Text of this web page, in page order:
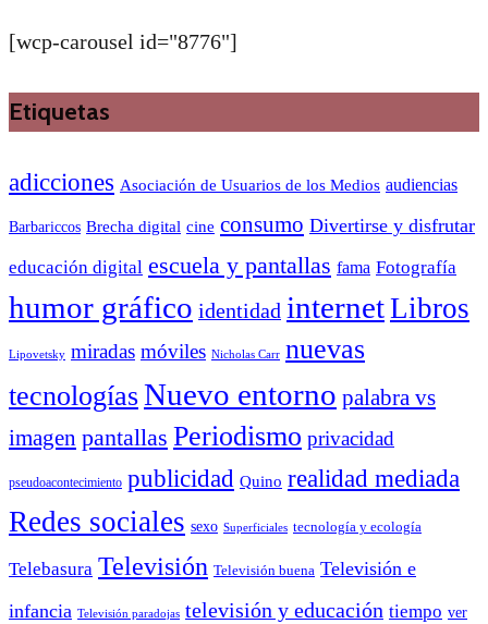
[wcp-carousel id="8776"]
Etiquetas
adicciones Asociación de Usuarios de los Medios audiencias
Barbariccos Brecha digital cine consumo Divertirse y disfrutar
educación digital escuela y pantallas fama Fotografía
humor gráfico identidad internetLibros
Lipovetsky miradas móviles Nicholas Carr nuevas
tecnologíasNuevo entorno palabra vs
imagen pantallas Periodismo privacidad
pseudoacontecimiento publicidad Quino realidad mediada
Redes sociales sexo Superficiales tecnología y ecología
Telebasura Televisión Televisión buena Televisión e
infancia Televisión paradojas televisión y educación tiempo ver